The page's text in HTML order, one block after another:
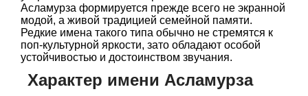
Асламурза формируется прежде всего не экранной
модой, а живой традицией семейной памяти.
Редкие имена такого типа обычно не стремятся к
поп-культурной яркости, зато обладают особой
устойчивостью и достоинством звучания.
Характер имени Асламурза